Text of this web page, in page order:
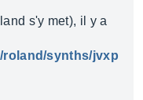
s'y met), il y a
roland/synths/jvxp